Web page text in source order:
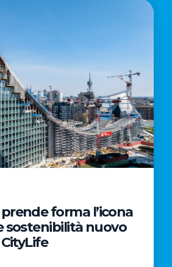
forma l’icona
sostenibilità nuovo
News